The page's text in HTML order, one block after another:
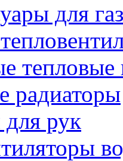
для
радиаторы
рук